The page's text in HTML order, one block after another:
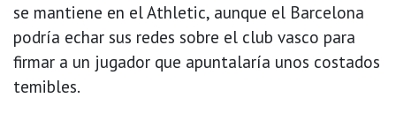
se mantiene en el Athletic, aunque el Barcelona
podría echar sus redes sobre el club vasco para
firmar a un jugador que apuntalaría unos costados
temibles.